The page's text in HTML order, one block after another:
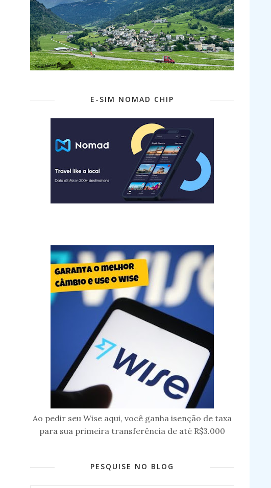
E-SIM NOMAD CHIP
Ao pedir seu Wise aqui, você ganha isenção de taxa
para sua primeira transferência de até R$3.000
PESQUISE NO BLOG